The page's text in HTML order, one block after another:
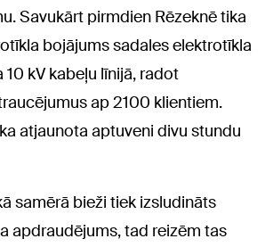
Savukārt pirmdien Rēzeknē tika
bojājums sadales elektrotīkla
kV kabeļu līnijā, radot
ap 2100 klientiem.
atjaunota aptuveni divu stundu
samērā bieži tiek izsludināts
apdraudējums, tad reizēm tas